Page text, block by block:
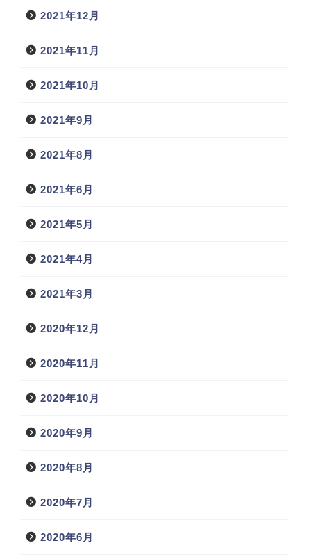
2021年12月
2021年11月
2021年10月
2021年9月
2021年8月
2021年6月
2021年5月
2021年4月
2021年3月
2020年12月
2020年11月
2020年10月
2020年9月
2020年8月
2020年7月
2020年6月